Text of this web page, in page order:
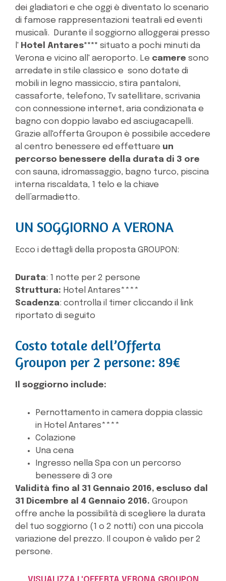
dei gladiatori e che oggi è diventato lo scenario
di famose rappresentazioni teatrali ed eventi
musicali. Durante il soggiorno alloggerai presso
l' Hotel Antares**** situato a pochi minuti da
Verona e vicino all' aeroporto. Le camere sono
arredate in stile classico e sono dotate di
mobili in legno massiccio, stira pantaloni,
cassaforte, telefono, Tv satellitare, scrivania
con connessione internet, aria condizionata e
bagno con doppio lavabo ed asciugacapelli.
Grazie all'offerta Groupon è possibile accedere
al centro benessere ed effettuare un
percorso benessere della durata di 3 ore
con sauna, idromassaggio, bagno turco, piscina
interna riscaldata, 1 telo e la chiave
dell’armadietto.
UN SOGGIORNO A VERONA
Ecco i dettagli della proposta GROUPON:
Durata: 1 notte per 2 persone
Struttura: Hotel Antares****
Scadenza: controlla il timer cliccando il link
riportato di seguito
Costo totale dell’Offerta
Groupon per 2 persone: 89€
Il soggiorno include:
Pernottamento in camera doppia classic
in Hotel Antares****
Colazione
Una cena
Ingresso nella Spa con un percorso
benessere di 3 ore
Validità fino al 31 Gennaio 2016, escluso dal
31 Dicembre al 4 Gennaio 2016. Groupon
offre anche la possibilità di scegliere la durata
del tuo soggiorno (1 o 2 notti) con una piccola
variazione del prezzo. Il coupon è valido per 2
persone.